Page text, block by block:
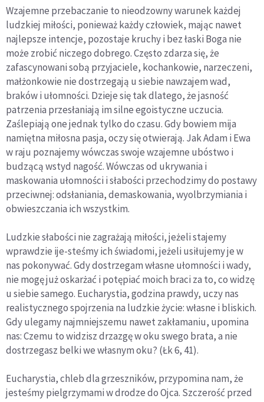
Wzajemne przebaczanie to nieodzowny warunek każdej
ludzkiej miłości, ponieważ każdy człowiek, mając nawet
najlepsze intencje, pozostaje kruchy i bez łaski Boga nie
może zrobić niczego dobrego. Często zdarza się, że
zafascynowani sobą przyjaciele, kochankowie, narzeczeni,
małżonkowie nie dostrzegają u siebie nawzajem wad,
braków i ułomności. Dzieje się tak dlatego, że jasność
patrzenia przesłaniają im silne egoistyczne uczucia.
Zaślepiają one jednak tylko do czasu. Gdy bowiem mija
namiętna miłosna pasja, oczy się otwierają. Jak Adam i Ewa
w raju poznajemy wówczas swoje wzajemne ubóstwo i
budzącą wstyd nagość. Wówczas od ukrywania i
maskowania ułomności i słabości przechodzimy do postawy
przeciwnej: odsłaniania, demaskowania, wyolbrzymiania i
obwieszczania ich wszystkim.
Ludzkie słabości nie zagrażają miłości, jeżeli stajemy
wprawdzie ije-steśmy ich świadomi, jeżeli usiłujemy je w
nas pokonywać. Gdy dostrzegam własne ułomności i wady,
nie mogę już oskarżać i potępiać moich braci za to, co widzę
u siebie samego. Eucharystia, godzina prawdy, uczy nas
realistycznego spojrzenia na ludzkie życie: własne i bliskich.
Gdy ulegamy najmniejszemu nawet zakłamaniu, upomina
nas: Czemu to widzisz drzazgę w oku swego brata, a nie
dostrzegasz belki we własnym oku? (Łk 6, 41).
Eucharystia, chleb dla grzeszników, przypomina nam, że
jesteśmy pielgrzymami w drodze do Ojca. Szczerość przed